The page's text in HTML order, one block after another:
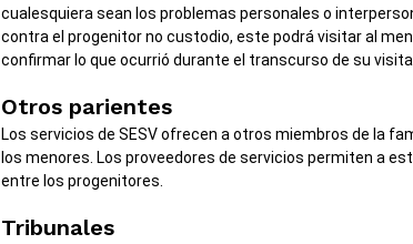
cualesquiera sean los problemas personales o
contra el progenitor no custodio, este podrá visitar al
confirmar lo que ocurrió durante el transcurso de su visita.
Otros parientes
Los servicios de SESV ofrecen a otros miembros de la
los menores. Los proveedores de servicios permiten a
entre los progenitores.
Tribunales